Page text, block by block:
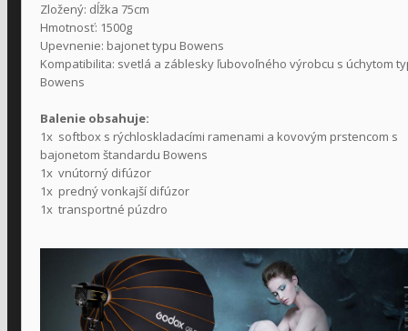
Zložený: dĺžka 75cm
Hmotnosť: 1500g
Upevnenie: bajonet typu Bowens
Kompatibilita: svetlá a záblesky ľubovoľného výrobcu s úchytom
Bowens
Balenie obsahuje:
1x softbox s rýchloskladacími ramenami a kovovým prstencom s
bajonetom štandardu Bowens
1x vnútorný difúzor
1x predný vonkajší difúzor
1x transportné púzdro